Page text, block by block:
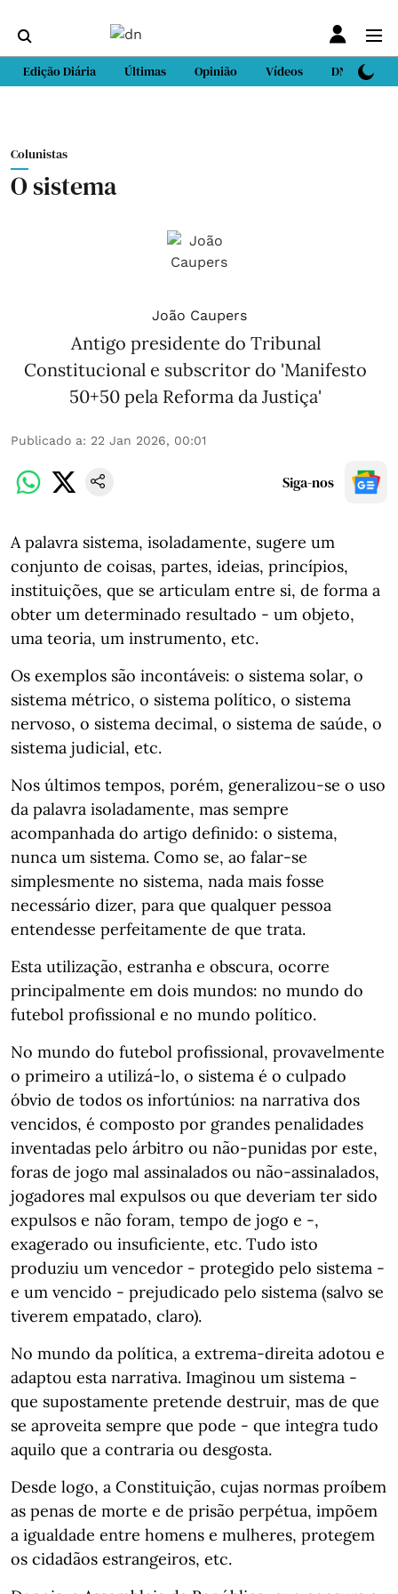
Edição Diária Últimas Opinião Vídeos DN Sport
Colunistas
O sistema
João Caupers
Antigo presidente do Tribunal
Constitucional e subscritor do 'Manifesto
50+50 pela Reforma da Justiça'
Publicado a: 22 Jan 2026, 00:01
Siga-nos
A palavra sistema, isoladamente, sugere um
conjunto de coisas, partes, ideias, princípios,
instituições, que se articulam entre si, de forma a
obter um determinado resultado - um objeto,
uma teoria, um instrumento, etc.
Os exemplos são incontáveis: o sistema solar, o
sistema métrico, o sistema político, o sistema
nervoso, o sistema decimal, o sistema de saúde, o
sistema judicial, etc.
Nos últimos tempos, porém, generalizou-se o uso
da palavra isoladamente, mas sempre
acompanhada do artigo definido: o sistema,
nunca um sistema. Como se, ao falar-se
simplesmente no sistema, nada mais fosse
necessário dizer, para que qualquer pessoa
entendesse perfeitamente de que trata.
Esta utilização, estranha e obscura, ocorre
principalmente em dois mundos: no mundo do
futebol profissional e no mundo político.
No mundo do futebol profissional, provavelmente
o primeiro a utilizá-lo, o sistema é o culpado
óbvio de todos os infortúnios: na narrativa dos
vencidos, é composto por grandes penalidades
inventadas pelo árbitro ou não-punidas por este,
foras de jogo mal assinalados ou não-assinalados,
jogadores mal expulsos ou que deveriam ter sido
expulsos e não foram, tempo de jogo e -,
exagerado ou insuficiente, etc. Tudo isto
produziu um vencedor - protegido pelo sistema -
e um vencido - prejudicado pelo sistema (salvo se
tiverem empatado, claro).
No mundo da política, a extrema-direita adotou e
adaptou esta narrativa. Imaginou um sistema -
que supostamente pretende destruir, mas de que
se aproveita sempre que pode - que integra tudo
aquilo que a contraria ou desgosta.
Desde logo, a Constituição, cujas normas proíbem
as penas de morte e de prisão perpétua, impõem
a igualdade entre homens e mulheres, protegem
os cidadãos estrangeiros, etc.